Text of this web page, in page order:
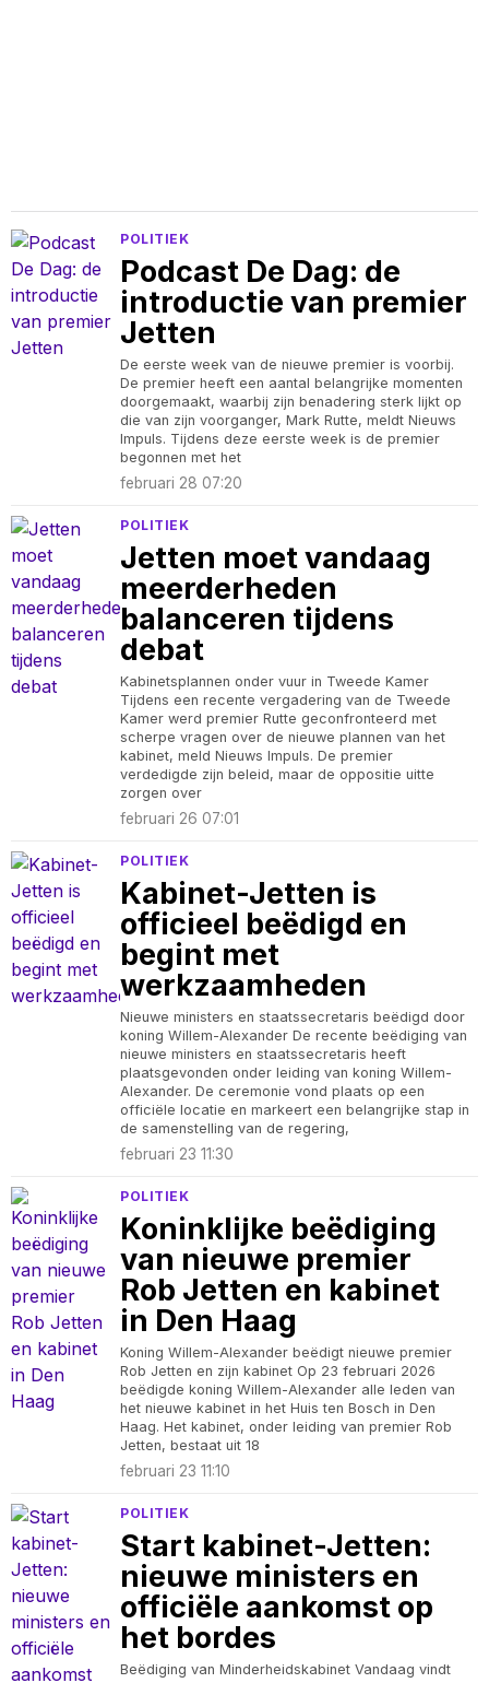
POLITIEK
Podcast De Dag: de
introductie van premier
Jetten
De eerste week van de nieuwe premier is voorbij.
De premier heeft een aantal belangrijke momenten
doorgemaakt, waarbij zijn benadering sterk lijkt op
die van zijn voorganger, Mark Rutte, meldt Nieuws
Impuls. Tijdens deze eerste week is de premier
begonnen met het
februari 28 07:20
POLITIEK
Jetten moet vandaag
meerderheden
balanceren tijdens
debat
Kabinetsplannen onder vuur in Tweede Kamer
Tijdens een recente vergadering van de Tweede
Kamer werd premier Rutte geconfronteerd met
scherpe vragen over de nieuwe plannen van het
kabinet, meld Nieuws Impuls. De premier
verdedigde zijn beleid, maar de oppositie uitte
zorgen over
februari 26 07:01
POLITIEK
Kabinet-Jetten is
officieel beëdigd en
begint met
werkzaamheden
Nieuwe ministers en staatssecretaris beëdigd door
koning Willem-Alexander De recente beëdiging van
nieuwe ministers en staatssecretaris heeft
plaatsgevonden onder leiding van koning Willem-
Alexander. De ceremonie vond plaats op een
officiële locatie en markeert een belangrijke stap in
de samenstelling van de regering,
februari 23 11:30
POLITIEK
Koninklijke beëdiging
van nieuwe premier
Rob Jetten en kabinet
in Den Haag
Koning Willem-Alexander beëdigt nieuwe premier
Rob Jetten en zijn kabinet Op 23 februari 2026
beëdigde koning Willem-Alexander alle leden van
het nieuwe kabinet in het Huis ten Bosch in Den
Haag. Het kabinet, onder leiding van premier Rob
Jetten, bestaat uit 18
februari 23 11:10
POLITIEK
Start kabinet-Jetten:
nieuwe ministers en
officiële aankomst op
het bordes
Beëdiging van Minderheidskabinet Vandaag vindt